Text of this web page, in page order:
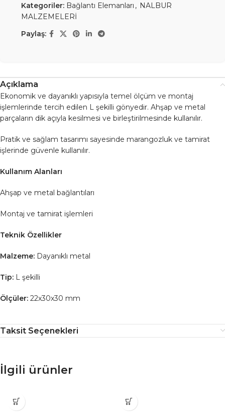
Kategoriler: Bağlantı Elemanları , NALBUR
MALZEMELERİ
Paylaş:
Açıklama
Ekonomik ve dayanıklı yapısıyla temel ölçüm ve montaj
işlemlerinde tercih edilen L şekilli gönyedir. Ahşap ve metal
parçaların dik açıyla kesilmesi ve birleştirilmesinde kullanılır.
Pratik ve sağlam tasarımı sayesinde marangozluk ve tamirat
işlerinde güvenle kullanılır.
Kullanım Alanları
Ahşap ve metal bağlantıları
Montaj ve tamirat işlemleri
Teknik Özellikler
Malzeme: Dayanıklı metal
Tip: L şekilli
Ölçüler: 22x30x30 mm
Taksit Seçenekleri
İlgili ürünler